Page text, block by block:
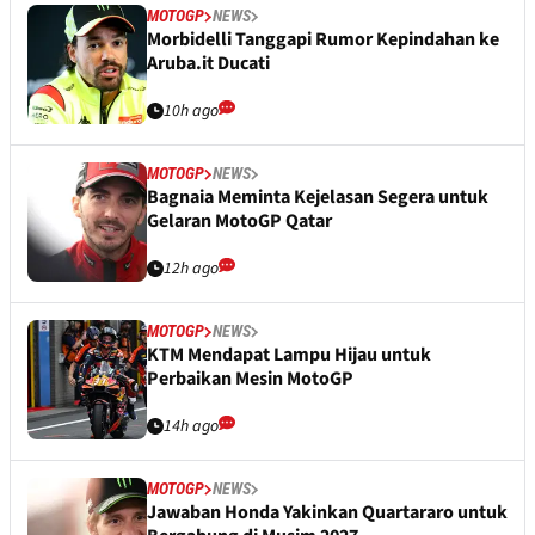
MOTOGP NEWS
Morbidelli Tanggapi Rumor Kepindahan ke
Aruba.it Ducati
10h ago
MOTOGP NEWS
Bagnaia Meminta Kejelasan Segera untuk
Gelaran MotoGP Qatar
12h ago
MOTOGP NEWS
KTM Mendapat Lampu Hijau untuk
Perbaikan Mesin MotoGP
14h ago
MOTOGP NEWS
Jawaban Honda Yakinkan Quartararo untuk